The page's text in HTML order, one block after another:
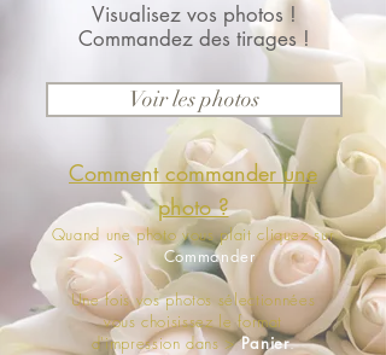
Visualisez vos photos !
Commandez des tirages !
Voir les photos
Comment commander une
photo ?
Quand une photo vous plaitcliquez sur
>Commander
Une fois vos photos sélectionnées
vous choisissez le format
d'impressiondans >Panier.